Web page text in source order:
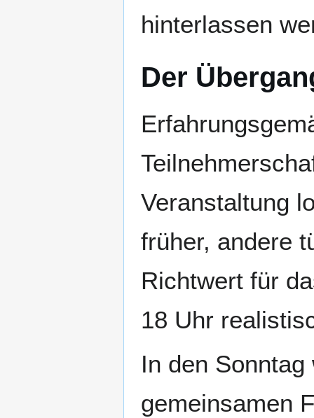
hinterlassen
Der
Veranstaltung
früher, andere
Richtwert für
18 Uhr
In den
gemeinsamen